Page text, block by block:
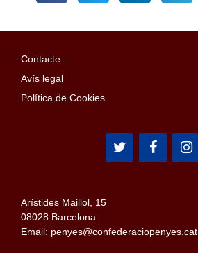
Contacte
Avís legal
Política de Cookies
Arístides Maillol, 15
08028 Barcelona
Email: penyes@confederaciopenyes.cat